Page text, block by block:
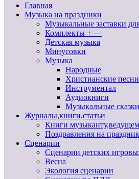
Главная
Музыка на праздники
Музыкальные заставки
Комплекты + —
Детская музыка
Минусовки
Музыка
Народные
Христианские песни
Инструментал
Аудиокниги
Музыкальные сказки
Журналы,книги,статьи
Книги
Поздравления на
Сценарии
Сценарии детских
Весна
Экология сценарии